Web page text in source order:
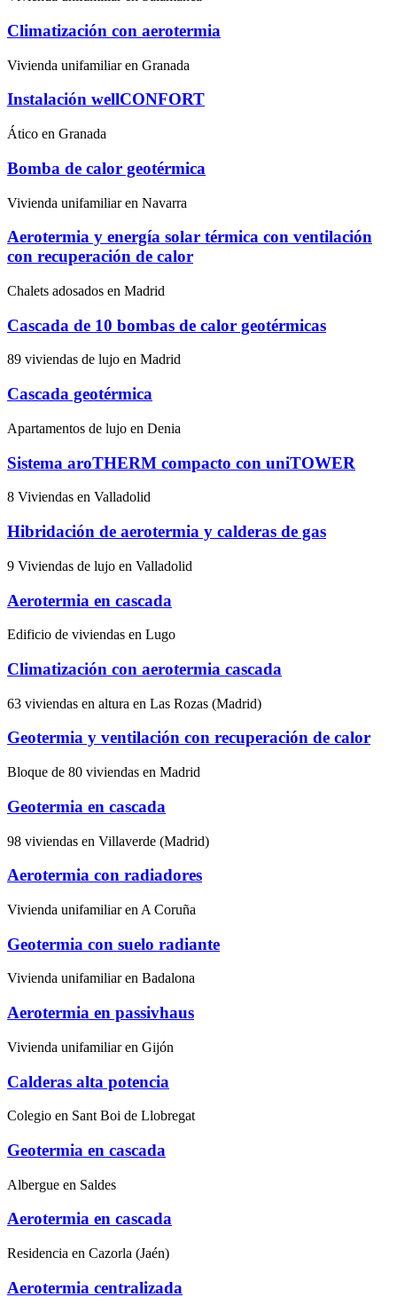
Climatización con aerotermia
Vivienda unifamiliar en Granada
Instalación wellCONFORT
Ático en Granada
Bomba de calor geotérmica
Vivienda unifamiliar en Navarra
Aerotermia y energía solar térmica con ventilación
con recuperación de calor
Chalets adosados en Madrid
Cascada de 10 bombas de calor geotérmicas
89 viviendas de lujo en Madrid
Cascada geotérmica
Apartamentos de lujo en Denia
Sistema aroTHERM compacto con uniTOWER
8 Viviendas en Valladolid
Hibridación de aerotermia y calderas de gas
9 Viviendas de lujo en Valladolid
Aerotermia en cascada
Edificio de viviendas en Lugo
Climatización con aerotermia cascada
63 viviendas en altura en Las Rozas (Madrid)
Geotermia y ventilación con recuperación de calor
Bloque de 80 viviendas en Madrid
Geotermia en cascada
98 viviendas en Villaverde (Madrid)
Aerotermia con radiadores
Vivienda unifamiliar en A Coruña
Geotermia con suelo radiante
Vivienda unifamiliar en Badalona
Aerotermia en passivhaus
Vivienda unifamiliar en Gijón
Calderas alta potencia
Colegio en Sant Boi de Llobregat
Geotermia en cascada
Albergue en Saldes
Aerotermia en cascada
Residencia en Cazorla (Jaén)
Aerotermia centralizada